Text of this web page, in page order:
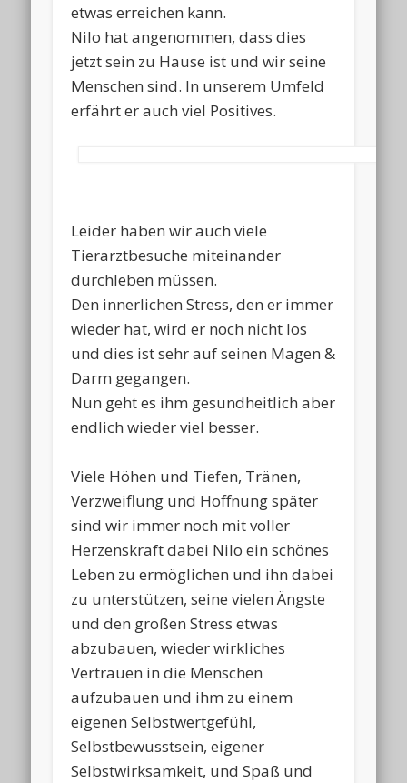
etwas erreichen kann.
Nilo hat angenommen, dass dies
jetzt sein zu Hause ist und wir seine
Menschen sind. In unserem Umfeld
erfährt er auch viel Positives.
Leider haben wir auch viele
Tierarztbesuche miteinander
durchleben müssen.
Den innerlichen Stress, den er immer
wieder hat, wird er noch nicht los
und dies ist sehr auf seinen Magen &
Darm gegangen.
Nun geht es ihm gesundheitlich aber
endlich wieder viel besser.
Viele Höhen und Tiefen, Tränen,
Verzweiflung und Hoffnung später
sind wir immer noch mit voller
Herzenskraft dabei Nilo ein schönes
Leben zu ermöglichen und ihn dabei
zu unterstützen, seine vielen Ängste
und den großen Stress etwas
abzubauen, wieder wirkliches
Vertrauen in die Menschen
aufzubauen und ihm zu einem
eigenen Selbstwertgefühl,
Selbstbewusstsein, eigener
Selbstwirksamkeit, und Spaß und